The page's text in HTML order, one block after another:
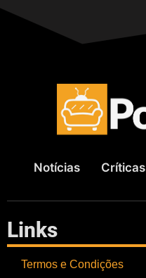
Notícias Críticas
Links
Termos e Condições